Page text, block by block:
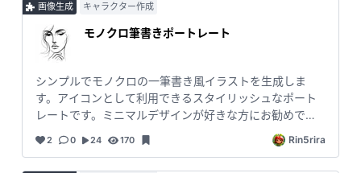
画像生成 キャラクター作成
モノクロ筆書きポートレート
シンプルでモノクロの一筆書き風イラストを生成しま
す。アイコンとして利用できるスタイリッシュなポート
レートです。ミニマルデザインが好きな方にお勧めで
2 0 24 170 Rin5rira